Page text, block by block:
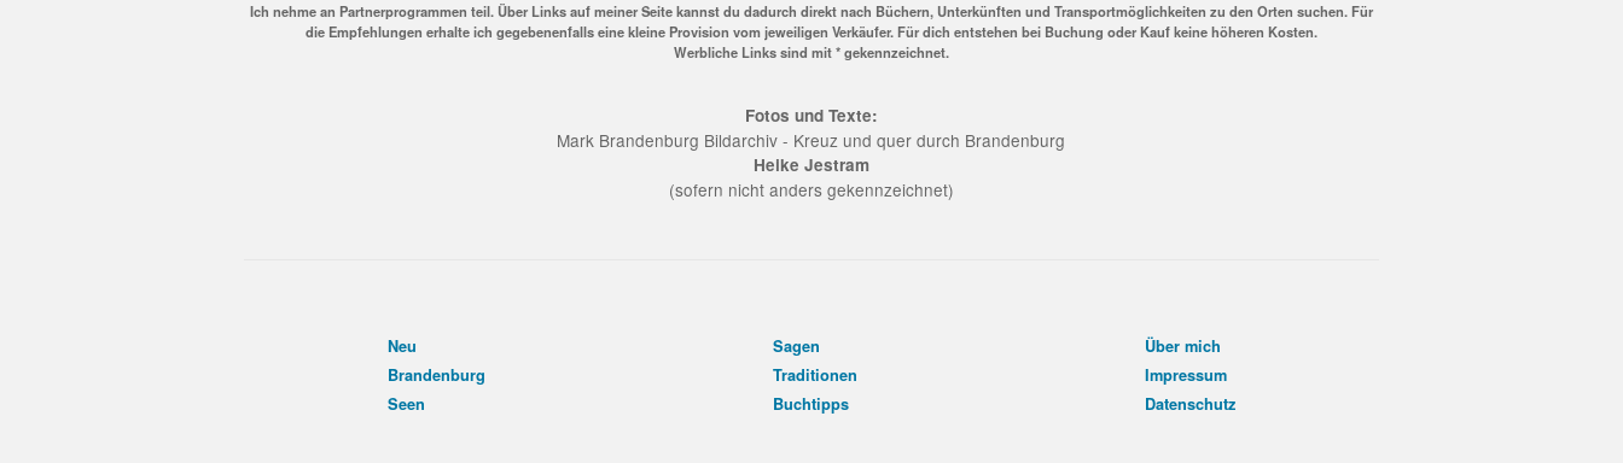
Ich nehme an Partnerprogrammen teil. Über Links auf meiner Seite kannst du dadurch direkt nach Büchern, Unterkünften und Transportmöglichkeiten zu den Orten suchen. Für
die Empfehlungen erhalte ich gegebenenfalls eine kleine Provision vom jeweiligen Verkäufer. Für dich entstehen bei Buchung oder Kauf keine höheren Kosten.
Werbliche Links sind mit * gekennzeichnet.
Fotos und Texte:
Mark Brandenburg Bildarchiv - Kreuz und quer durch Brandenburg
Heike Jestram
(sofern nicht anders gekennzeichnet)
Neu
Brandenburg
Seen
Sagen
Traditionen
Buchtipps
Über mich
Impressum
Datenschutz